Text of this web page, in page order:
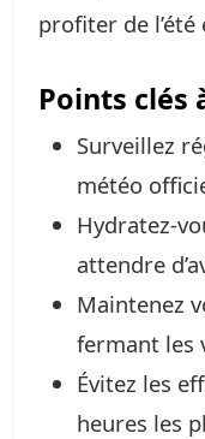
profiter de
Points clés
Surveillez
météo
Hydratez-
attendre
Maintenez
fermant les
Évitez les
heures les